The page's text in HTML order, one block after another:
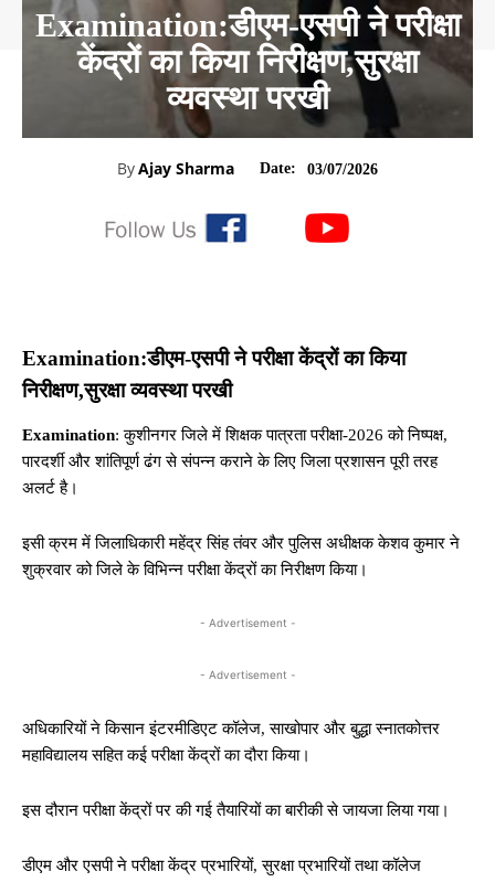
Examination:डीएम-एसपी ने परीक्षा
केंद्रों का किया निरीक्षण,सुरक्षा
व्यवस्था परखी
ByAjay Sharma Date: 03/07/2026
Examination:डीएम-एसपी ने परीक्षा केंद्रों का किया
निरीक्षण,सुरक्षा व्यवस्था परखी
Examination: कुशीनगर जिले में शिक्षक पात्रता परीक्षा-2026 को निष्पक्ष,
पारदर्शी और शांतिपूर्ण ढंग से संपन्न कराने के लिए जिला प्रशासन पूरी तरह
अलर्ट है।
इसी क्रम में जिलाधिकारी महेंद्र सिंह तंवर और पुलिस अधीक्षक केशव कुमार ने
शुक्रवार को जिले के विभिन्न परीक्षा केंद्रों का निरीक्षण किया।
- Advertisement -
- Advertisement -
अधिकारियों ने किसान इंटरमीडिएट कॉलेज, साखोपार और बुद्धा स्नातकोत्तर
महाविद्यालय सहित कई परीक्षा केंद्रों का दौरा किया।
इस दौरान परीक्षा केंद्रों पर की गई तैयारियों का बारीकी से जायजा लिया गया।
डीएम और एसपी ने परीक्षा केंद्र प्रभारियों, सुरक्षा प्रभारियों तथा कॉलेज